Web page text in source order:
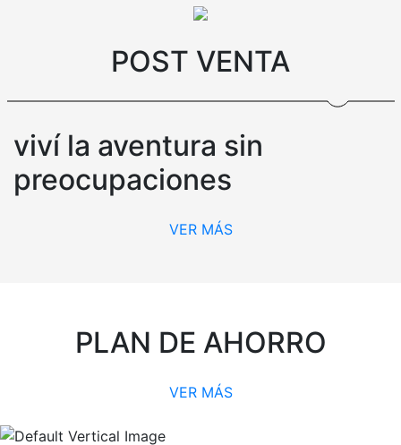
POST VENTA
viví la aventura sin
preocupaciones
VER MÁS
PLAN DE AHORRO
VER MÁS